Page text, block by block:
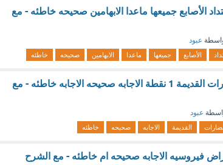
الأصابع جميعها ماعدا الابهامين صحيحه خاطئه - مع
عبود
الأصابع جميعها ماعدا الابهامين صحيحه خاطئه
لايعد الربع الخالي موطنا للحضارات القديمة 1 نقطة الاجابه صحيحه الاجابه خاطئه - مع
عبود
القديمة الاجابه صحيحه خاطئه
امراض فيروسيه الاجابه صحيحه ام خاطئه - مع الشرح